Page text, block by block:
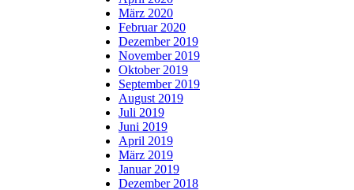
März 2020
Februar 2020
Dezember 2019
November 2019
Oktober 2019
September 2019
August 2019
Juli 2019
Juni 2019
April 2019
März 2019
Januar 2019
Dezember 2018